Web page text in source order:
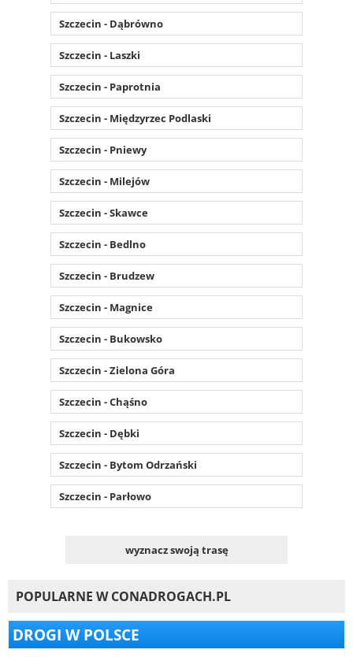
Szczecin - Dąbrówno
Szczecin - Laszki
Szczecin - Paprotnia
Szczecin - Międzyrzec Podlaski
Szczecin - Pniewy
Szczecin - Milejów
Szczecin - Skawce
Szczecin - Bedlno
Szczecin - Brudzew
Szczecin - Magnice
Szczecin - Bukowsko
Szczecin - Zielona Góra
Szczecin - Chąśno
Szczecin - Dębki
Szczecin - Bytom Odrzański
Szczecin - Parłowo
wyznacz swoją trasę
POPULARNE W CONADROGACH.PL
DROGI W POLSCE